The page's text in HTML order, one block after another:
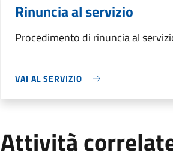
Rinuncia al servizio
Procedimento di rinuncia al
VAI AL SERVIZIO
Attività